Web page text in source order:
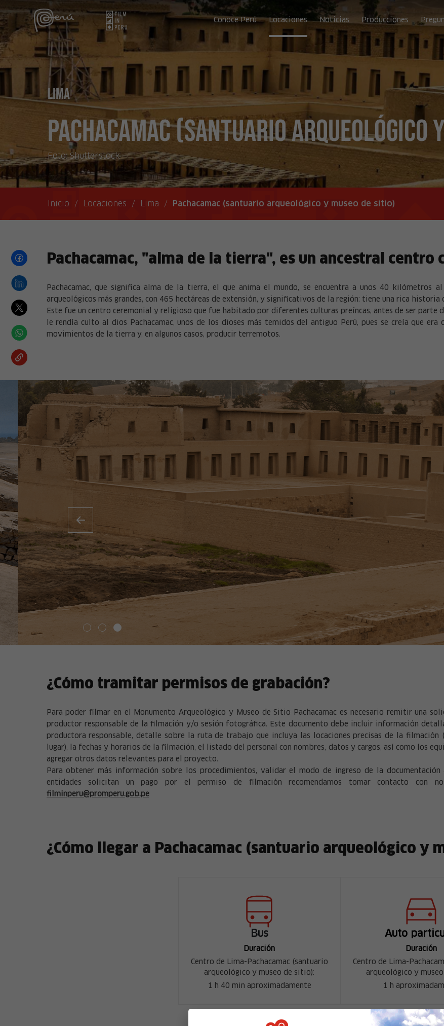
Conoce Perú Locaciones Noticias Producciones
Lima
Pachacamac (santuario arqueológico
Foto:Shutterstock
Inicio / Locaciones / Lima / Pachacamac (santuario arqueológico y museo de sitio)
Pachacamac, "alma de la tierra", es un ancestral centro
Pachacamac, que significa alma de la tierra, el que anima el mundo, se encuentra a unos 40 kilómetros
arqueológicos más grandes, con 465 hectáreas de extensión, y significativos de la región: tiene una rica historia
Este fue un centro ceremonial y religioso que fue habitado por diferentes culturas preíncas, antes de ser parte
le rendía culto al dios Pachacamac, unos de los dioses más temidos del antiguo Perú, pues se creía que
movimientos de la tierra y, en algunos casos, producir terremotos.
¿Cómo tramitar permisos de grabación?
Para poder filmar en el Monumento Arqueológico y Museo de Sitio Pachacamac es necesario remitir una
productor responsable de la filmación y/o sesión fotográfica. Este documento debe incluir información
productora responsable, detalle sobre la ruta de trabajo que incluya las locaciones precisas de la filmación
lugar), la fechas y horarios de la filmación, el listado del personal con nombres, datos y cargos, así como los
agregar otros datos relevantes para el proyecto.
Para obtener más información sobre los procedimientos, validar el modo de ingreso de la
entidades solicitan un pago por el permiso de filmación recomendamos tomar contacto con
filminperu@promperu.gob.pe
¿Cómo llegar a Pachacamac (santuario arqueológico y
Bus
Duración
Centro de Lima-Pachacamac (santuario
arqueológico y museo de sitio):
1 h 40 min aproximadamente
Auto
Duración
Centro de Lima-
arqueológico y
1 h